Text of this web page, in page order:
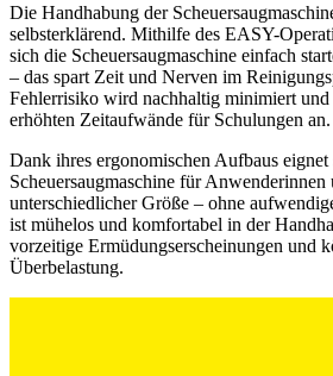
Die Handhabung der
selbsterklärend. Mithilfe des EASY-
sich die Scheuersaugmaschine einfach
– das spart Zeit und Nerven im
Fehlerrisiko wird nachhaltig minimiert und
erhöhten Zeitaufwände für Schulungen an.
Dank ihres ergonomischen Aufbaus eignet
Scheuersaugmaschine für
unterschiedlicher Größe – ohne
ist mühelos und komfortabel in der
vorzeitige Ermüdungserscheinungen und
Überbelastung.